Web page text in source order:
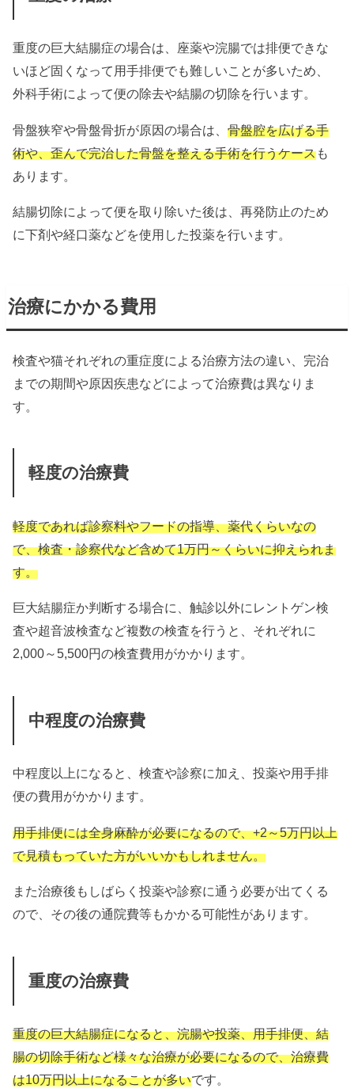
重度の巨大結腸症の場合は、座薬や浣腸では排便できな
いほど固くなって用手排便でも難しいことが多いため、
外科手術によって便の除去や結腸の切除を行います。
骨盤狭窄や骨盤骨折が原因の場合は、骨盤腔を広げる手
術や、歪んで完治した骨盤を整える手術を行うケースも
あります。
結腸切除によって便を取り除いた後は、再発防止のため
に下剤や経口薬などを使用した投薬を行います。
治療にかかる費用
検査や猫それぞれの重症度による治療方法の違い、完治
までの期間や原因疾患などによって治療費は異なりま
す。
軽度の治療費
軽度であれば診察料やフードの指導、薬代くらいなの
で、検査・診察代など含めて1万円～くらいに抑えられま
す。
巨大結腸症か判断する場合に、触診以外にレントゲン検
査や超音波検査など複数の検査を行うと、それぞれに
2,000～5,500円の検査費用がかかります。
中程度の治療費
中程度以上になると、検査や診察に加え、投薬や用手排
便の費用がかかります。
用手排便には全身麻酔が必要になるので、+2～5万円以上
で見積もっていた方がいいかもしれません。
また治療後もしばらく投薬や診察に通う必要が出てくる
ので、その後の通院費等もかかる可能性があります。
重度の治療費
重度の巨大結腸症になると、浣腸や投薬、用手排便、結
腸の切除手術など様々な治療が必要になるので、治療費
は10万円以上になることが多いです。